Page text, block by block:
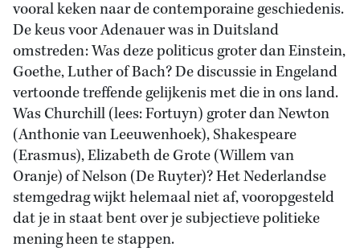
vooral keken naar de contemporaine geschiedenis.
De keus voor Adenauer was in Duitsland
omstreden: Was deze politicus groter dan Einstein,
Goethe, Luther of Bach? De discussie in Engeland
vertoonde treffende gelijkenis met die in ons land.
Was Churchill (lees: Fortuyn) groter dan Newton
(Anthonie van Leeuwenhoek), Shakespeare
(Erasmus), Elizabeth de Grote (Willem van
Oranje) of Nelson (De Ruyter)? Het Nederlandse
stemgedrag wijkt helemaal niet af, vooropgesteld
dat je in staat bent over je subjectieve politieke
mening heen te stappen.